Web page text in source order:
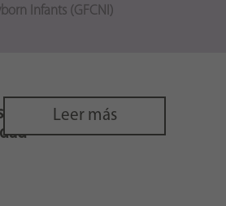
Infants (GFCNI)
de
Leer más